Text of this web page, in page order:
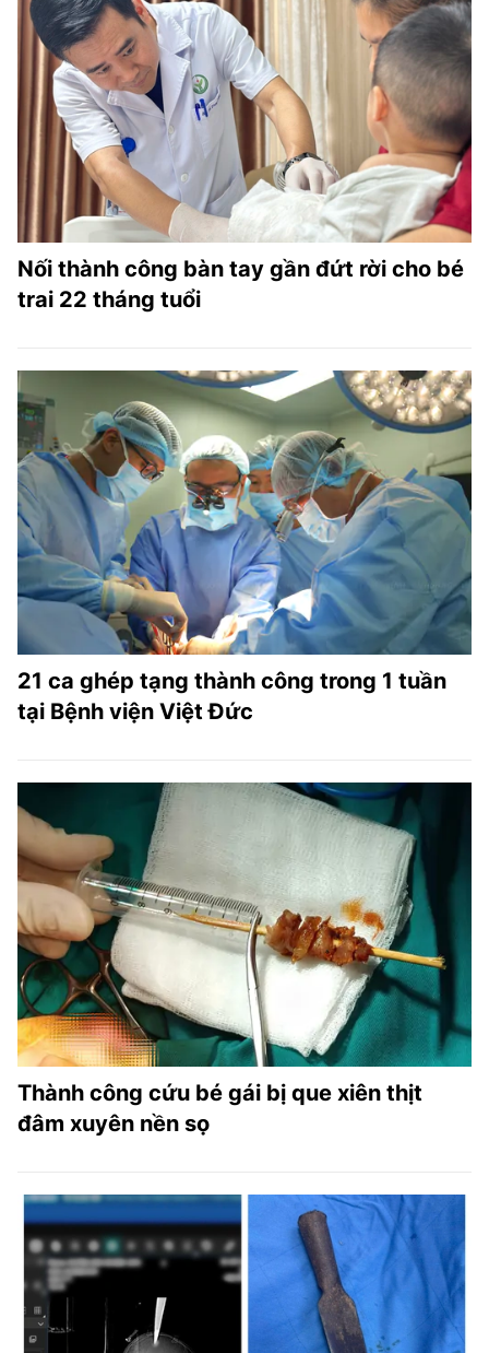
Nối thành công bàn tay gần đứt rời cho bé
trai 22 tháng tuổi
21 ca ghép tạng thành công trong 1 tuần
tại Bệnh viện Việt Đức
Thành công cứu bé gái bị que xiên thịt
đâm xuyên nền sọ